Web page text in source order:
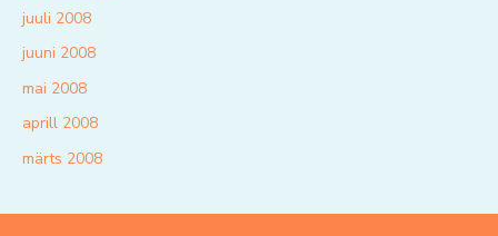
juuli 2008
juuni 2008
mai 2008
aprill 2008
märts 2008